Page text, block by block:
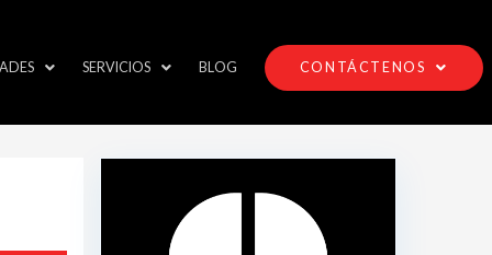
SERVICIOS BLOG CONTÁCTENOS